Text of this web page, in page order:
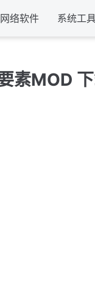
网络软件 系统工
素MOD